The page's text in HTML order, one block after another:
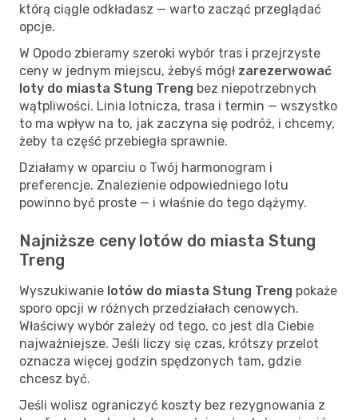
którą ciągle odkładasz — warto zacząć przeglądać
opcje.
W Opodo zbieramy szeroki wybór tras i przejrzyste
ceny w jednym miejscu, żebyś mógł zarezerwować
loty do miasta Stung Treng bez niepotrzebnych
wątpliwości. Linia lotnicza, trasa i termin — wszystko
to ma wpływ na to, jak zaczyna się podróż, i chcemy,
żeby ta część przebiegła sprawnie.
Działamy w oparciu o Twój harmonogram i
preferencje. Znalezienie odpowiedniego lotu
powinno być proste — i właśnie do tego dążymy.
Najniższe ceny lotów do miasta Stung
Treng
Wyszukiwanie lotów do miasta Stung Treng pokaże
sporo opcji w różnych przedziałach cenowych.
Właściwy wybór zależy od tego, co jest dla Ciebie
najważniejsze. Jeśli liczy się czas, krótszy przelot
oznacza więcej godzin spędzonych tam, gdzie
chcesz być.
Jeśli wolisz ograniczyć koszty bez rezygnowania z